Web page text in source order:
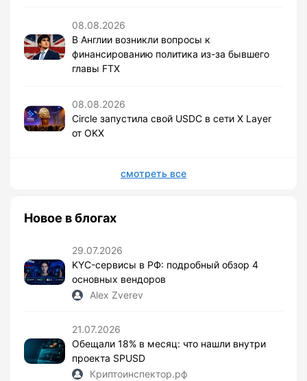
08.08.2026
В Англии возникли вопросы к
финансированию политика из-за бывшего
главы FTX
08.08.2026
Circle запустила свой USDC в сети X Layer
от OKX
смотреть все
Новое в блогах
29.07.2026
KYC-сервисы в РФ: подробный обзор 4
основных вендоров
Alex Zverev
21.07.2026
Обещали 18% в месяц: что нашли внутри
проекта SPUSD
Криптоинспектор.рф